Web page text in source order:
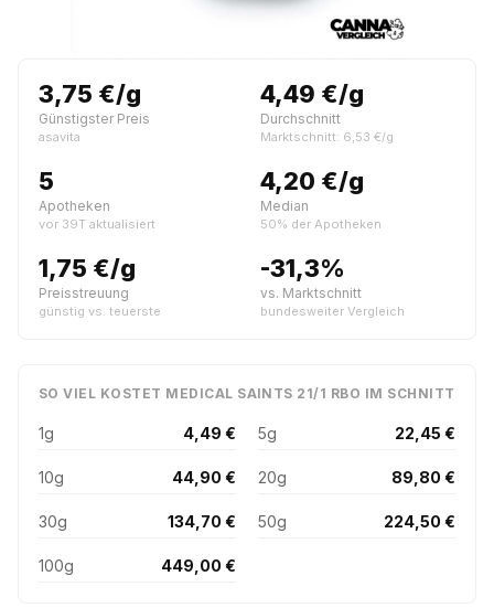
3,75 €/g
Günstigster Preis
asavita
4,49 €/g
Durchschnitt
Marktschnitt: 6,53 €/g
5
Apotheken
vor 39T aktualisiert
4,20 €/g
Median
50% der Apotheken
1,75 €/g
Preisstreuung
günstig vs. teuerste
-31,3%
vs. Marktschnitt
bundesweiter Vergleich
SO VIEL KOSTET MEDICAL SAINTS 21/1 RBO IM SCHNITT
1g 4,49 € 5g 22,45 €
10g 44,90 € 20g 89,80 €
30g 134,70 € 50g 224,50 €
100g 449,00 €